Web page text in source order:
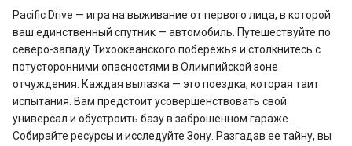
Pacific Drive — игра на выживание от первого лица, в которой
ваш единственный спутник — автомобиль. Путешествуйте по
северо-западу Тихоокеанского побережья и столкнитесь с
потусторонними опасностями в Олимпийской зоне
отчуждения. Каждая вылазка — это поездка, которая таит
испытания. Вам предстоит усовершенствовать свой
универсал и обустроить базу в заброшенном гараже.
Собирайте ресурсы и исследуйте Зону. Разгадав ее тайну, вы